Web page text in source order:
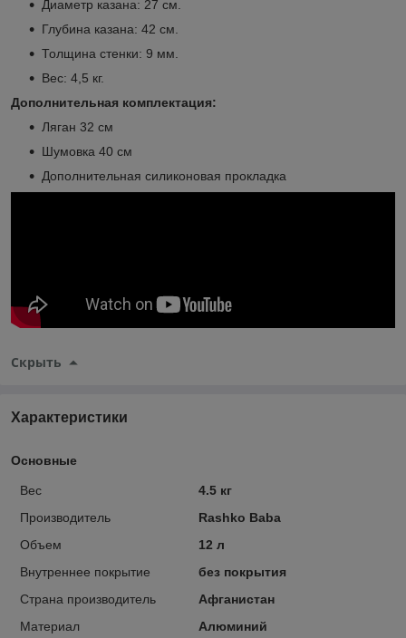
Диаметр казана: 27 см.
Глубина казана: 42 см.
Толщина стенки: 9 мм.
Вес: 4,5 кг.
Дополнительная комплектация:
Ляган 32 см
Шумовка 40 см
Дополнительная силиконовая прокладка
Скрыть
Характеристики
Основные
Вес
4.5 кг
Производитель
Rashko Baba
Объем
12 л
Внутреннее покрытие
без покрытия
Страна производитель
Афганистан
Материал
Алюминий